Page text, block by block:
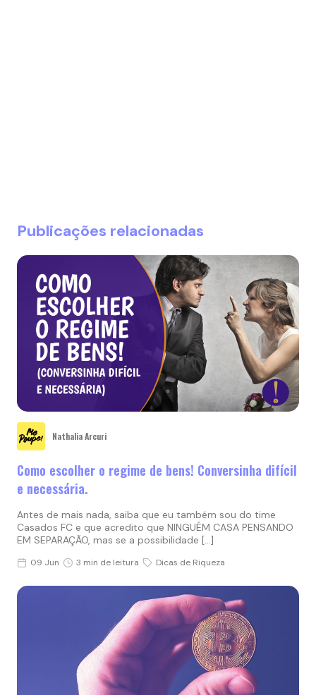
Publicações relacionadas
Nathalia Arcuri
Como escolher o regime de bens! Conversinha difícil
e necessária.
Antes de mais nada, saiba que eu também sou do time
Casados FC e que acredito que NINGUÉM CASA PENSANDO
EM SEPARAÇÃO, mas se a possibilidade […]
09 Jun 3 min de leitura Dicas de Riqueza